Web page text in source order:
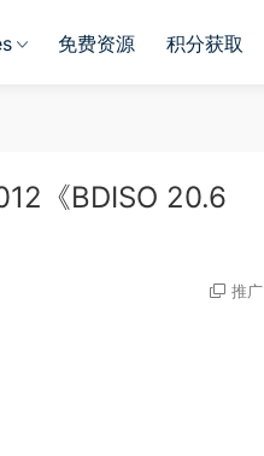
免费资源 积分获取
《BDISO 20.6
推广